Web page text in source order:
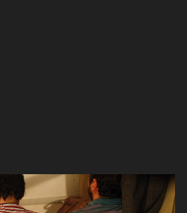
Anteprime in Piemonte
TFI Torino Film Industry -
Production Days